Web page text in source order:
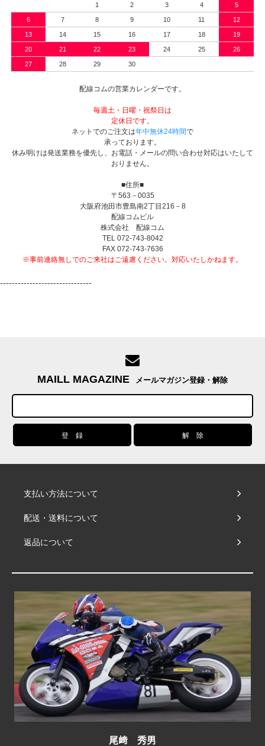
1
2 3 4 5
6 7 8 9 10 11 12
13 14 15 16 17 18 19
20 21 22 23 24 25 26
27 28 29 30
配線コムの営業カレンダーです。
毎週土・日曜・祝祭日は
定休日です。
ネットでのご注文は年中無休24時間で
承っております。
休み明けは発送業務を優先し、お電話・メールの問い合わせ対応はいたして
おりません。
■住所■
〒563－0035
大阪府池田市豊島南2丁目216－8
配線コムビル
株式会社 配線コム
TEL 072-743-8042
FAX 072-743-7636
※事前連絡無しでのご来社はご遠慮ください。対応いたしかねます。
-------------------------------
MAILL MAGAZINE メールマガジン登録・解除
支払い方法について
配送・送料について
返品について
尾﨑 秀男